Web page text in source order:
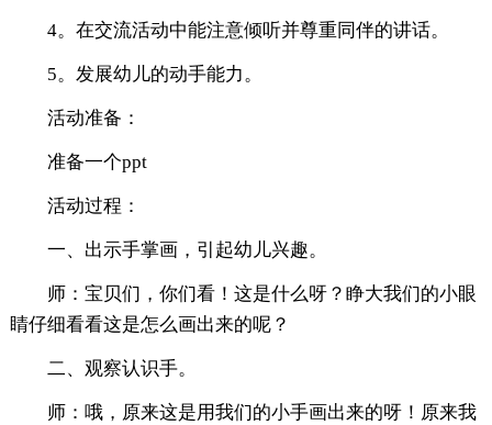
4。在交流活动中能注意倾听并尊重同伴的讲话。
5。发展幼儿的动手能力。
活动准备：
准备一个ppt
活动过程：
一、出示手掌画，引起幼儿兴趣。
师：宝贝们，你们看！这是什么呀？睁大我们的小眼
睛仔细看看这是怎么画出来的呢？
二、观察认识手。
师：哦，原来这是用我们的小手画出来的呀！原来我